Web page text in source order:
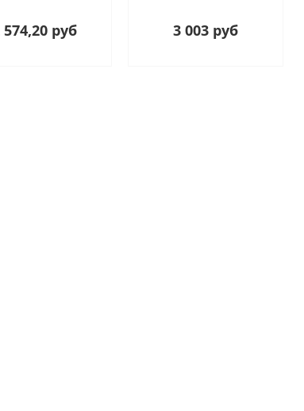
574,20 руб 3 003 руб